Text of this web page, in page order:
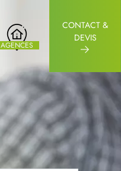
AGENCES
CONTACT &
DEVIS